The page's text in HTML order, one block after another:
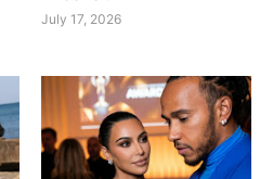
July 17, 2026